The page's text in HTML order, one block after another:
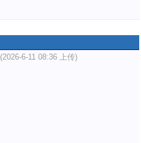
(2026-6-11 08:36 上传)